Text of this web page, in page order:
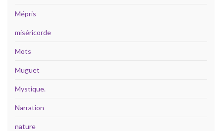
Mépris
miséricorde
Mots
Muguet
Mystique.
Narration
nature